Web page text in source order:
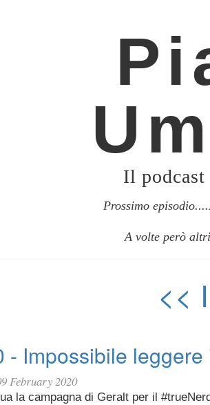
Il
Prossimo
A volte però
<<
- Impossibile leggere
February 2020
la campagna di Geralt per il